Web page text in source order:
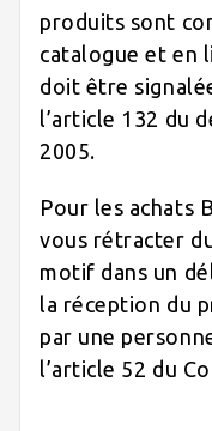
produits sont
catalogue et en
doit être
l’article 132 du
2005.
Pour les achats
vous rétracter
motif dans un
la réception du
par une
l’article 52 du